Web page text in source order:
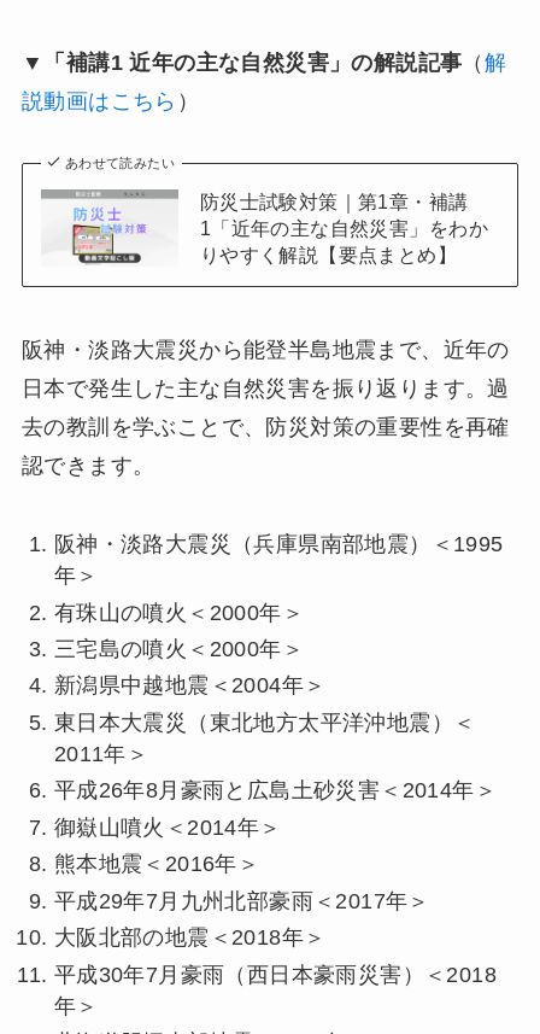
▼「補講1 近年の主な自然災害」の解説記事 （ 解
説動画はこちら ）
あわせて読みたい
防災士試験対策｜第1章・補講
1「近年の主な自然災害」をわか
りやすく解説【要点まとめ】
阪神・淡路大震災から能登半島地震まで、近年の
日本で発生した主な自然災害を振り返ります。過
去の教訓を学ぶことで、防災対策の重要性を再確
認できます。
阪神・淡路大震災（兵庫県南部地震）＜1995
年＞
有珠山の噴火＜2000年＞
三宅島の噴火＜2000年＞
新潟県中越地震＜2004年＞
東日本大震災（東北地方太平洋沖地震）＜
2011年＞
平成26年8月豪雨と広島土砂災害＜2014年＞
御嶽山噴火＜2014年＞
熊本地震＜2016年＞
平成29年7月九州北部豪雨＜2017年＞
大阪北部の地震＜2018年＞
平成30年7月豪雨（西日本豪雨災害）＜2018
年＞